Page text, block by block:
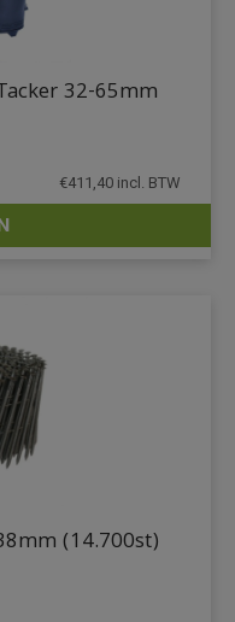
DETAILS
32-65mm
€411,40 incl. BTW
(14.700st)